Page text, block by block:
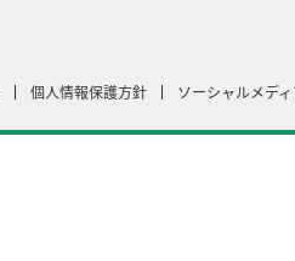
個人情報保護方針 ソーシャルメデ